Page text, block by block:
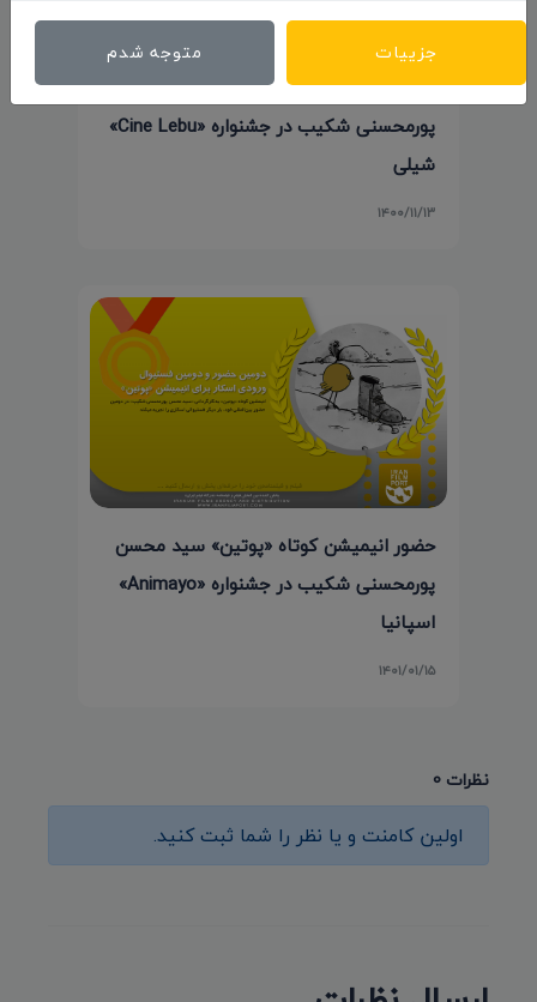
حضور انیمیشن کوتاه «پوتین» سید محسن
پورمحسنی شکیب در جشنواره «Cine Lebu»
شیلی
۱۴۰۰/۱۱/۱۳
حضور انیمیشن کوتاه «پوتین» سید محسن
پورمحسنی شکیب در جشنواره «Animayo»
اسپانیا
۱۴۰۱/۰۱/۱۵
نظرات 0
اولین کامنت و یا نظر را شما ثبت کنید.
جزییات متوجه شدم